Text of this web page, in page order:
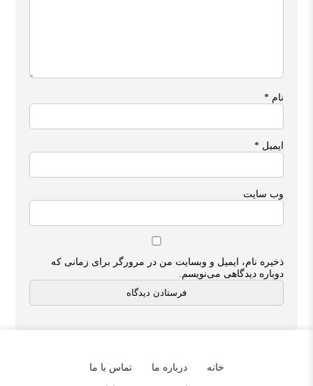
نام*
ایمیل*
وب‌ سایت
ذخیره نام، ایمیل و وبسایت من در مرورگر برای زمانی که
دوباره دیدگاهی می‌نویسم.
خانه درباره ما تماس با ما